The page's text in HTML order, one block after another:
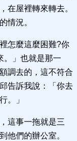
在屋裡轉來轉去。
情況。
怎麼這麼困難?你
。」也就是那一
調去的，這不符合
告訴我說：「你去
。」
這事一拖就是三
他們的辦公室。